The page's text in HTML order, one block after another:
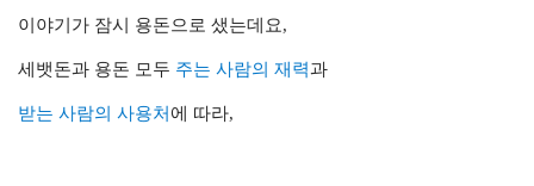
이야기가 잠시 용돈으로 샜는데요,
세뱃돈과 용돈 모두 주는 사람의 재력과
받는 사람의 사용처에 따라,